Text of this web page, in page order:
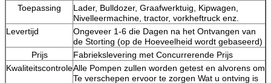
Toepassing
Lader, Bulldozer, Graafwerktuig, Kipwagen,
Nivelleermachine, tractor, vorkheftruck enz.
Levertijd
Ongeveer 1-6 die Dagen na het Ontvangen van
de Storting (op de Hoeveelheid wordt gebaseerd)
Prijs
Fabriekslevering met Concurrerende Prijs
KwaliteitscontroleAlle Pompen zullen worden getest en alvorens om
Te verschepen ervoor te zorgen Wat u ontving is